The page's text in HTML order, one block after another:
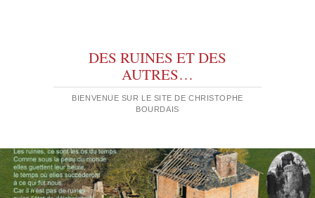
DES RUINES ET DES
AUTRES…
BIENVENUE SUR LE SITE DE CHRISTOPHE
BOURDAIS